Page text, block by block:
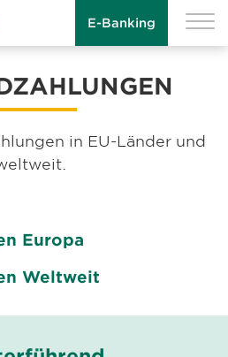
E-Banking
macht es möglich.
in EU-Länder und
Europa
Weltweit